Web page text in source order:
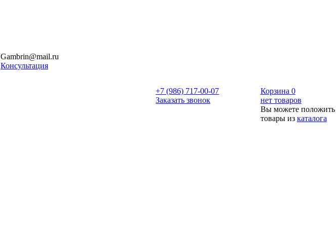
Gambrin@mail.ru
Консультация
+7 (986) 717-00-07
Заказать звонок
Корзина 0
нет товаров
Вы можете положить
товары из каталога